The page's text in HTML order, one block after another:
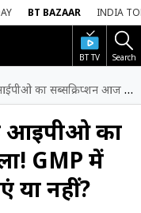
BT BAZAAR INDIA
BT TV Search
से खुला! GMP में आई गिरावट - पैसा लगाएं या नहीं?
आईपीओ का
GMP में
या नहीं?